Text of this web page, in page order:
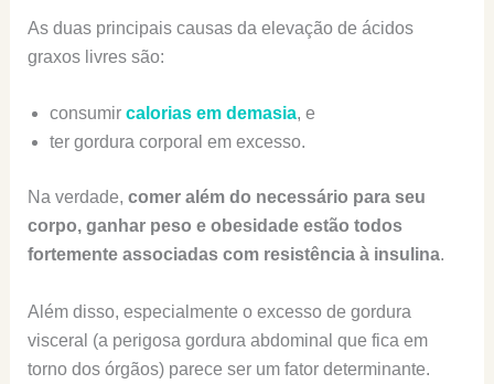
As duas principais causas da elevação de ácidos
graxos livres são:
consumir calorias em demasia, e
ter gordura corporal em excesso.
Na verdade, comer além do necessário para seu
corpo, ganhar peso e obesidade estão todos
fortemente associadas com resistência à insulina.
Além disso, especialmente o excesso de gordura
visceral (a perigosa gordura abdominal que fica em
torno dos órgãos) parece ser um fator determinante.